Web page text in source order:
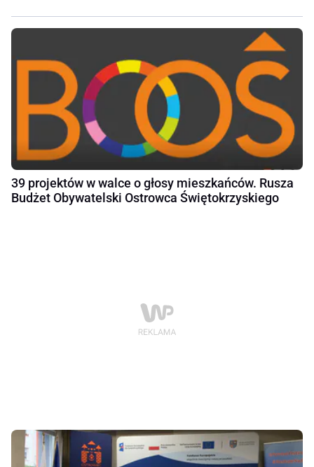
39 projektów w walce o głosy mieszkańców. Rusza
Budżet Obywatelski Ostrowca Świętokrzyskiego